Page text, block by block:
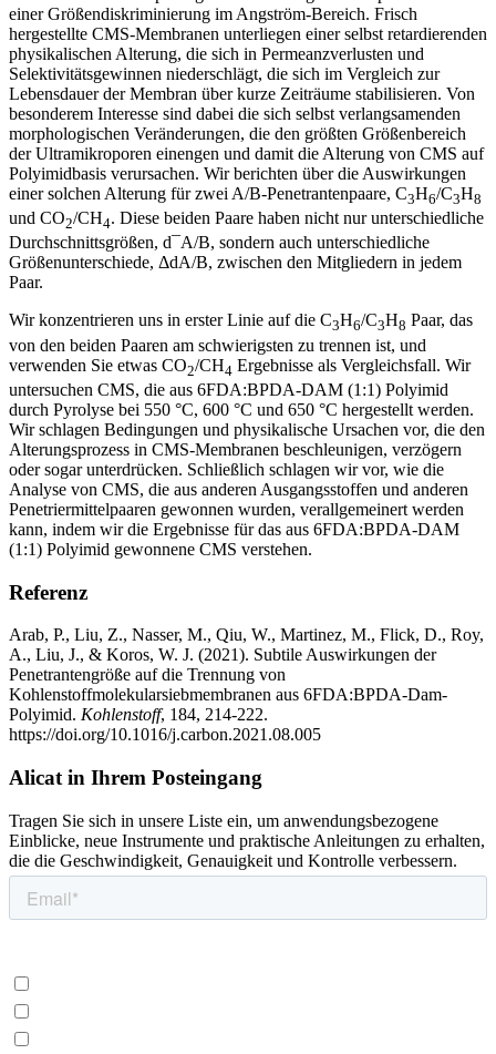
einer Größendiskriminierung im Angström-Bereich. Frisch
hergestellte CMS-Membranen unterliegen einer selbst retardierenden
physikalischen Alterung, die sich in Permeanzverlusten und
Selektivitätsgewinnen niederschlägt, die sich im Vergleich zur
Lebensdauer der Membran über kurze Zeiträume stabilisieren. Von
besonderem Interesse sind dabei die sich selbst verlangsamenden
morphologischen Veränderungen, die den größten Größenbereich
der Ultramikroporen einengen und damit die Alterung von CMS auf
Polyimidbasis verursachen. Wir berichten über die Auswirkungen
einer solchen Alterung für zwei A/B-Penetrantenpaare, C3H6/C3H8
und CO2/CH4. Diese beiden Paare haben nicht nur unterschiedliche
Durchschnittsgrößen, d¯A/B, sondern auch unterschiedliche
Größenunterschiede, ΔdA/B, zwischen den Mitgliedern in jedem
Paar.
Wir konzentrieren uns in erster Linie auf die C3H6/C3H8 Paar, das
von den beiden Paaren am schwierigsten zu trennen ist, und
verwenden Sie etwas CO2/CH4 Ergebnisse als Vergleichsfall. Wir
untersuchen CMS, die aus 6FDA:BPDA-DAM (1:1) Polyimid
durch Pyrolyse bei 550 °C, 600 °C und 650 °C hergestellt werden.
Wir schlagen Bedingungen und physikalische Ursachen vor, die den
Alterungsprozess in CMS-Membranen beschleunigen, verzögern
oder sogar unterdrücken. Schließlich schlagen wir vor, wie die
Analyse von CMS, die aus anderen Ausgangsstoffen und anderen
Penetriermittelpaaren gewonnen wurden, verallgemeinert werden
kann, indem wir die Ergebnisse für das aus 6FDA:BPDA-DAM
(1:1) Polyimid gewonnene CMS verstehen.
Referenz
Arab, P., Liu, Z., Nasser, M., Qiu, W., Martinez, M., Flick, D., Roy,
A., Liu, J., & Koros, W. J. (2021). Subtile Auswirkungen der
Penetrantengröße auf die Trennung von
Kohlenstoffmolekularsiebmembranen aus 6FDA:BPDA-Dam-
Polyimid. Kohlenstoff, 184, 214-222.
https://doi.org/10.1016/j.carbon.2021.08.005
Alicat in Ihrem Posteingang
Tragen Sie sich in unsere Liste ein, um anwendungsbezogene
Einblicke, neue Instrumente und praktische Anleitungen zu erhalten,
die die Geschwindigkeit, Genauigkeit und Kontrolle verbessern.